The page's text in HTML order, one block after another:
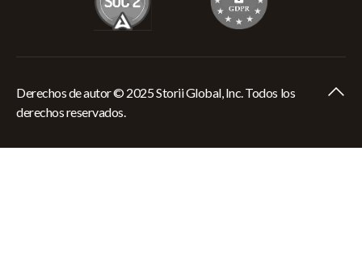
Derechos de autor © 2025 Storii Global, Inc. Todos los
derechos reservados.